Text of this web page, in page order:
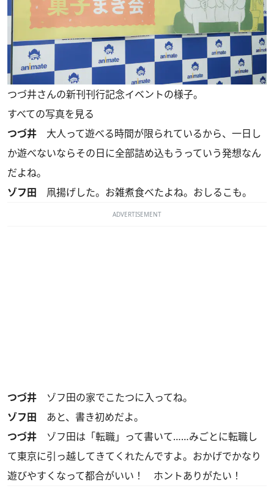
つづ井さんの新刊刊行記念イベントの様子。
すべての写真を見る
つづ井 大人って遊べる時間が限られているから、一日し
か遊べないならその日に全部詰め込もうっていう発想なん
だよね。
ゾフ田 凧揚げした。お雑煮食べたよね。おしるこも。
ADVERTISEMENT
つづ井 ゾフ田の家でこたつに入ってね。
ゾフ田 あと、書き初めだよ。
つづ井 ゾフ田は「転職」って書いて……みごとに転職し
て東京に引っ越してきてくれたんですよ。おかげでかなり
遊びやすくなって都合がいい！ ホントありがたい！